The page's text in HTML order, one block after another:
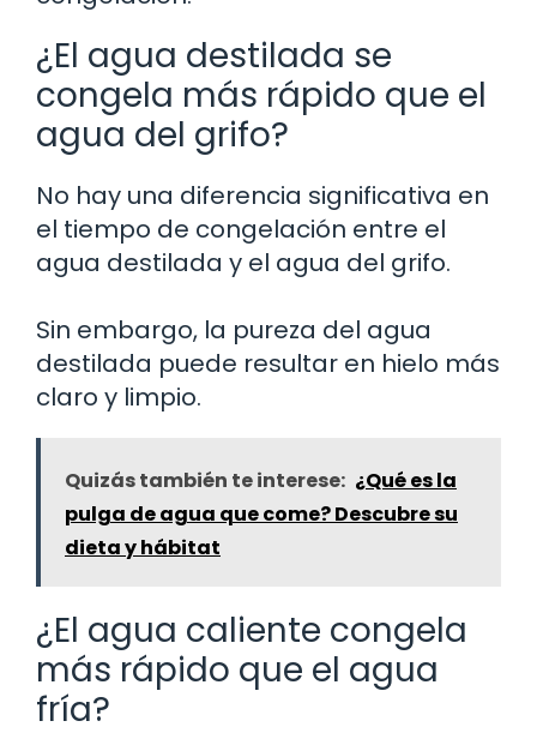
¿El agua destilada se
congela más rápido que el
agua del grifo?
No hay una diferencia significativa en
el tiempo de congelación entre el
agua destilada y el agua del grifo.
Sin embargo, la pureza del agua
destilada puede resultar en hielo más
claro y limpio.
Quizás también te interese: ¿Qué es la
pulga de agua que come? Descubre su
dieta y hábitat
¿El agua caliente congela
más rápido que el agua
fría?